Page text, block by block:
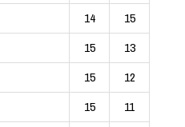
14
15
15
13
15
12
15
11